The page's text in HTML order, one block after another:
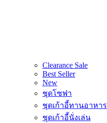
Clearance Sale
Best Seller
New
ชุดโซฟา
ชุดเก้าอี้ทานอาหาร
ชุดเก้าอี้นั่งเล่น